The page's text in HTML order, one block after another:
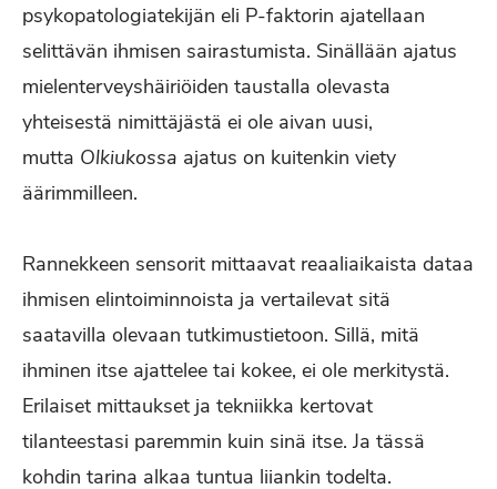
psykopatologiatekijän eli P-faktorin ajatellaan
selittävän ihmisen sairastumista. Sinällään ajatus
mielenterveyshäiriöiden taustalla olevasta
yhteisestä nimittäjästä ei ole aivan uusi,
mutta Olkiukossa ajatus on kuitenkin viety
äärimmilleen.
Rannekkeen sensorit mittaavat reaaliaikaista dataa
ihmisen elintoiminnoista ja vertailevat sitä
saatavilla olevaan tutkimustietoon. Sillä, mitä
ihminen itse ajattelee tai kokee, ei ole merkitystä.
Erilaiset mittaukset ja tekniikka kertovat
tilanteestasi paremmin kuin sinä itse. Ja tässä
kohdin tarina alkaa tuntua liiankin todelta.